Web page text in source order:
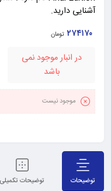
آشنایی دارید.
۲۷۴۱۷۰ تومان
در انبار موجود نمی
باشد
موجود نیست
توضیحات توضیحات تکمیلی